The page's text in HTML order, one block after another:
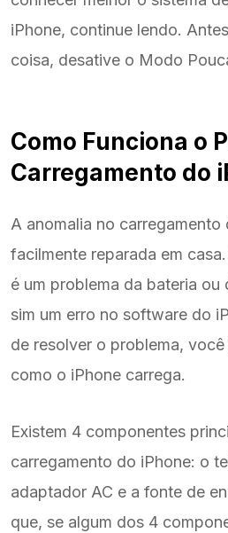
iPhone, continue lendo.
coisa, desative o Modo
Como Funciona o
Carregamento do
A anomalia no
facilmente reparada em
é um problema da bateria ou
sim um erro no software do
de resolver o problema,
como o iPhone carrega.
Existem 4 componentes
carregamento do iPhone: o
adaptador AC e a fonte de
que, se algum dos 4